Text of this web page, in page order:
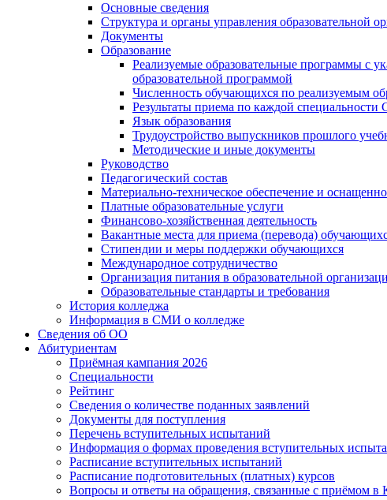
Основные сведения
Структура и органы управления образовательной
Документы
Образование
Реализуемые образовательные программы с
образовательной программой
Численность обучающихся по реализуемым
Результаты приема по каждой
Язык образования
Трудоустройство выпускников прошлого
Методические и иные документы
Руководство
Педагогический состав
Материально-техническое обеспечение и
Платные образовательные услуги
Финансово-хозяйственная деятельность
Вакантные места для приема (перевода)
Стипендии и меры поддержки обучающихся
Международное сотрудничество
Организация питания в образовательной
Образовательные стандарты и требования
История колледжа
Информация в СМИ о колледже
Сведения об ОО
Абитуриентам
Приёмная кампания 2026
Специальности
Рейтинг
Сведения о количестве поданных заявлений
Документы для поступления
Перечень вступительных испытаний
Информация о формах проведения вступительных
Расписание вступительных испытаний
Расписание подготовительных (платных) курсов
Вопросы и ответы на обращения, связанные с приёмом в